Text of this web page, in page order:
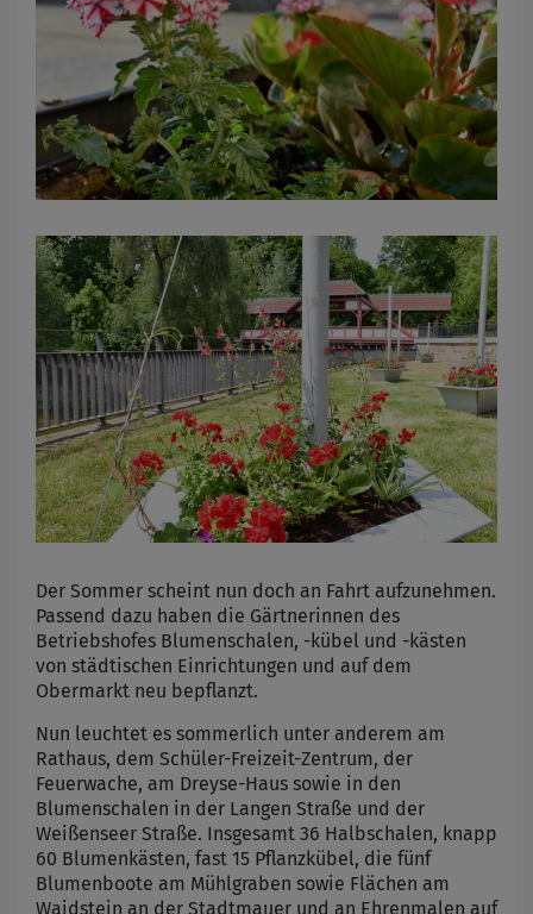
Der Sommer scheint nun doch an Fahrt aufzunehmen.
Passend dazu haben die Gärtnerinnen des
Betriebshofes Blumenschalen, -kübel und -kästen
von städtischen Einrichtungen und auf dem
Obermarkt neu bepflanzt.
Nun leuchtet es sommerlich unter anderem am
Rathaus, dem Schüler-Freizeit-Zentrum, der
Feuerwache, am Dreyse-Haus sowie in den
Blumenschalen in der Langen Straße und der
Weißenseer Straße. Insgesamt 36 Halbschalen, knapp
60 Blumenkästen, fast 15 Pflanzkübel, die fünf
Blumenboote am Mühlgraben sowie Flächen am
Waidstein an der Stadtmauer und an Ehrenmalen auf